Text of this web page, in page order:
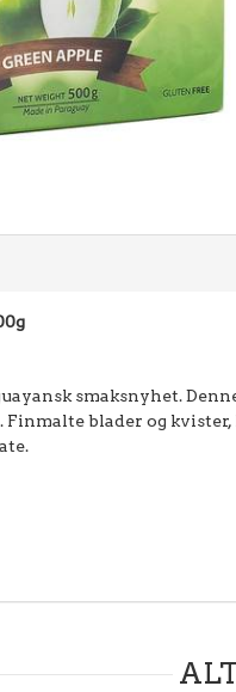
smaksnyhet.
Finmalte blader og